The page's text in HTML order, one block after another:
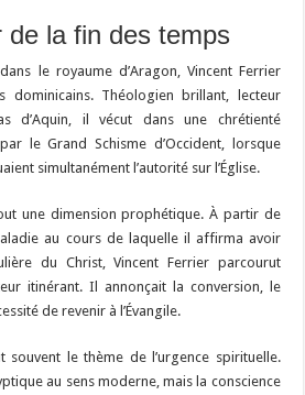
de la fin des temps
le royaume d’Aragon, Vincent Ferrier
dominicains. Théologien brillant, lecteur
d’Aquin, il vécut dans une chrétienté
le Grand Schisme d’Occident, lorsque
simultanément l’autorité sur l’Église.
une dimension prophétique. À partir de
au cours de laquelle il affirma avoir
du Christ, Vincent Ferrier parcourut
itinérant. Il annonçait la conversion, le
de revenir à l’Évangile.
souvent le thème de l’urgence spirituelle.
au sens moderne, mais la conscience